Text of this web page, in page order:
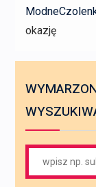
okazję
for: